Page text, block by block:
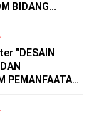
BIDANG
"DESAIN
PEMANFAATAN